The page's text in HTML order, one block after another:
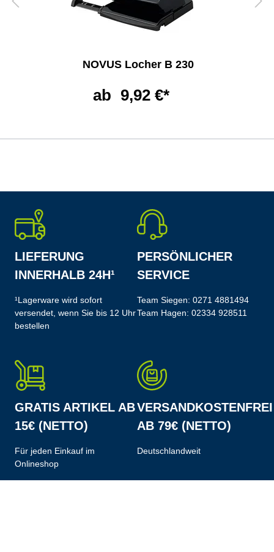
NOVUS Locher B 230
ab 9,92 €*
LIEFERUNG
INNERHALB 24H¹
¹Lagerware wird sofort
versendet, wenn Sie bis 12 Uhr
bestellen
PERSÖNLICHER
SERVICE
Team Siegen: 0271 4881494
Team Hagen: 02334 928511
GRATIS ARTIKEL AB
15€ (NETTO)
Für jeden Einkauf im
Onlineshop
VERSANDKOSTENFREI
AB 79€ (NETTO)
Deutschlandweit